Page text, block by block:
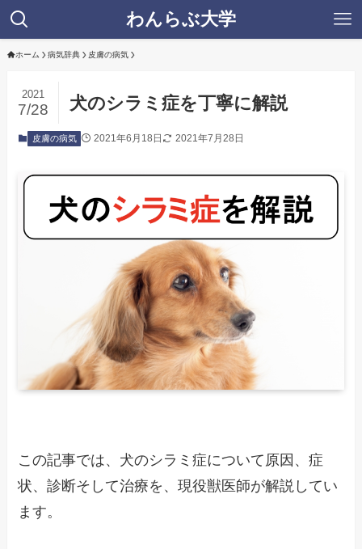
わんらぶ大学
ホーム 病気辞典 皮膚の病気
犬のシラミ症を丁寧に解説
2021
7/28
皮膚の病気 2021年6月18日 2021年7月28日
この記事では、犬のシラミ症について原因、症
状、診断そして治療を、現役獣医師が解説してい
ます。